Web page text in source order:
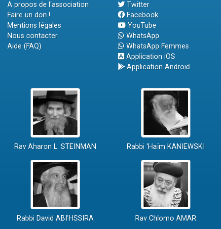
A propos de l'association
Faire un don !
Mentions légales
Nous contacter
Aide (FAQ)
Twitter
Facebook
YouTube
WhatsApp
WhatsApp Femmes
Application iOS
Application Android
Rav Aharon L. STEINMAN Rabbi 'Haïm KANIEWSKI
Rabbi David ABI'HSSIRA Rav Chlomo AMAR